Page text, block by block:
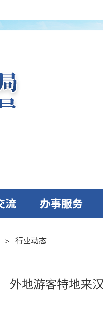
流 办事服务
> 行业动态
外地游客特地来